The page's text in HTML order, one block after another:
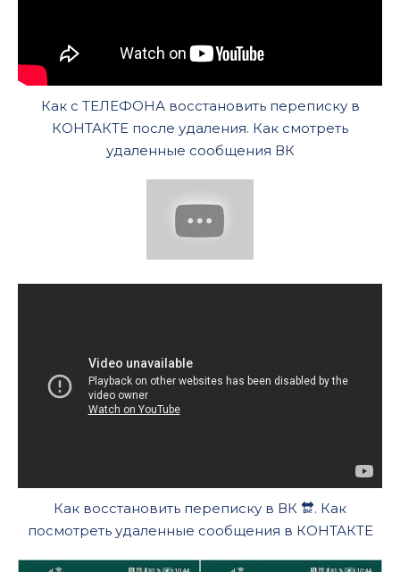
Как с ТЕЛЕФОНА восстановить переписку в
КОНТАКТЕ после удаления. Как смотреть
удаленные сообщения ВК
Как восстановить переписку в ВК 🔛. Как
посмотреть удаленные сообщения в КОНТАКТЕ